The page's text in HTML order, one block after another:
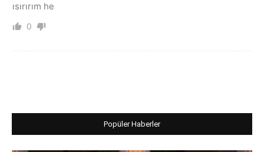
ısırırım he
0
Popüler Haberler